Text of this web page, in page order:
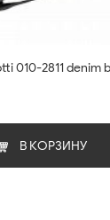
010-2811 denim
В КОРЗИНУ